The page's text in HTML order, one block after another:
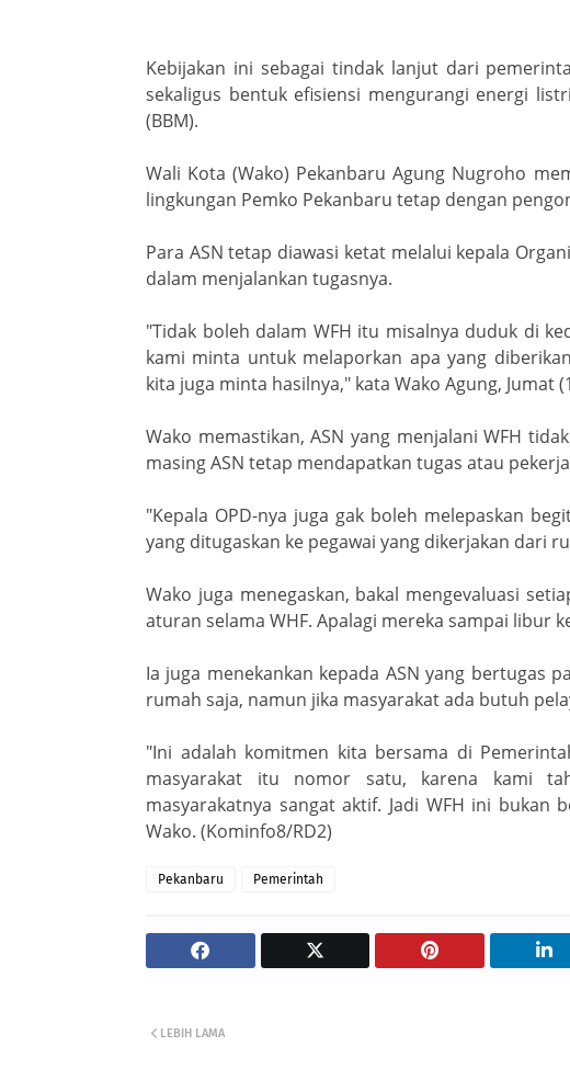
Kebijakan ini sebagai tindak lanjut dari
sekaligus bentuk efisiensi mengurangi energi
(BBM).
Wali Kota (Wako) Pekanbaru Agung Nugroho
lingkungan Pemko Pekanbaru tetap dengan
Para ASN tetap diawasi ketat melalui kepala
dalam menjalankan tugasnya.
"Tidak boleh dalam WFH itu misalnya duduk di
kami minta untuk melaporkan apa yang
kita juga minta hasilnya," kata Wako Agung, Jumat
Wako memastikan, ASN yang menjalani WFH
masing ASN tetap mendapatkan tugas atau
"Kepala OPD-nya juga gak boleh melepaskan
yang ditugaskan ke pegawai yang dikerjakan dari
Wako juga menegaskan, bakal mengevaluasi
aturan selama WHF. Apalagi mereka sampai libur
Ia juga menekankan kepada ASN yang bertugas
rumah saja, namun jika masyarakat ada butuh
"Ini adalah komitmen kita bersama di
masyarakat itu nomor satu, karena kami
masyarakatnya sangat aktif. Jadi WFH ini bukan
Wako. (Kominfo8/RD2)
Pekanbaru Pemerintah
LEBIH LAMA